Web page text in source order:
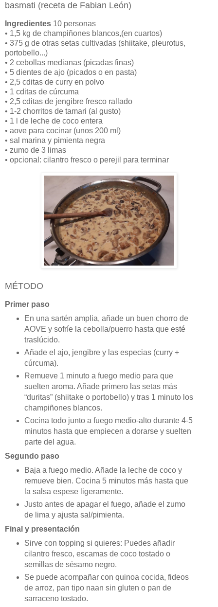
basmati (receta de Fabian León)
Ingredientes 10 personas
• 1,5 kg de champiñones blancos,(en cuartos)
• 375 g de otras setas cultivadas (shiitake, pleurotus,
portobello...)
• 2 cebollas medianas (picadas finas)
• 5 dientes de ajo (picados o en pasta)
• 2,5 cditas de curry en polvo
• 1 cditas de cúrcuma
• 2,5 cditas de jengibre fresco rallado
• 1-2 chorritos de tamari (al gusto)
• 1 l de leche de coco entera
• aove para cocinar (unos 200 ml)
• sal marina y pimienta negra
• zumo de 3 limas
• opcional: cilantro fresco o perejil para terminar
MÉTODO
Primer paso
En una sartén amplia, añade un buen chorro de
AOVE y sofríe la cebolla/puerro hasta que esté
traslúcido.
Añade el ajo, jengibre y las especias (curry +
cúrcuma).
Remueve 1 minuto a fuego medio para que
suelten aroma. Añade primero las setas más
“duritas” (shiitake o portobello) y tras 1 minuto los
champiñones blancos.
Cocina todo junto a fuego medio-alto durante 4-5
minutos hasta que empiecen a dorarse y suelten
parte del agua.
Segundo paso
Baja a fuego medio. Añade la leche de coco y
remueve bien. Cocina 5 minutos más hasta que
la salsa espese ligeramente.
Justo antes de apagar el fuego, añade el zumo
de lima y ajusta sal/pimienta.
Final y presentación
Sirve con topping si quieres: Puedes añadir
cilantro fresco, escamas de coco tostado o
semillas de sésamo negro.
Se puede acompañar con quinoa cocida, fideos
de arroz, pan tipo naan sin gluten o pan de
sarraceno tostado.